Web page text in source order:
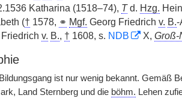
Katharina (1518–74), Td. Hzg.
(† 1578, ⚭ Mgf. Georg Friedrich v. B.-
v. B., † 1608, s. NDB X, Groß-
ist nur wenig bekannt. Gemäß
Land Sternberg und die böhm. Lehen